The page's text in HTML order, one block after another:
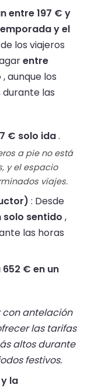
entre 197 € y
y el
los viajeros
entre
, aunque los
las
€ solo ida.
a pie no está
y el espacio
viajes.
: Desde
solo sentido ,
las horas
€ en un
antelación
las tarifas
altos durante
festivos.
la